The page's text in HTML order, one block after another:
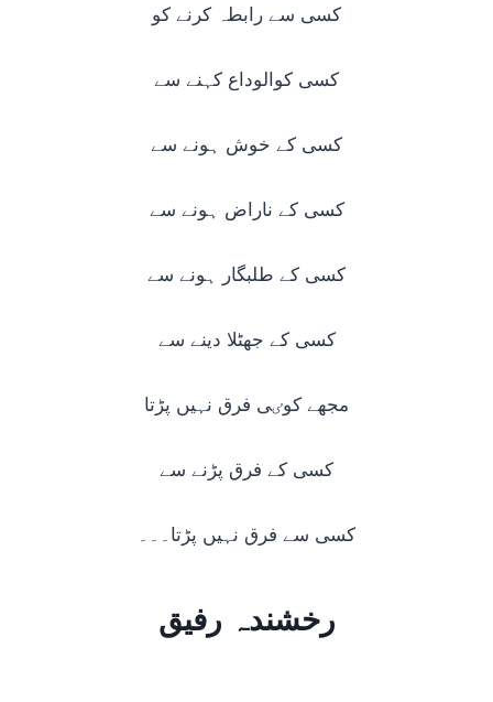
کسی سے رابطہ کرنے کو
کسی کوالوداع کہنے سے
کسی کے خوش ہونے سے
کسی کے ناراض ہونے سے
کسی کے طلبگار ہونے سے
کسی کے جھٹلا دینے سے
مجھے کوٸی فرق نہیں پڑتا
کسی کے فرق پڑنے سے
کسی سے فرق نہیں پڑتا۔۔۔
رخشندہ رفیق